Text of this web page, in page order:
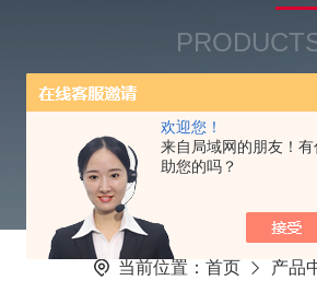
欢迎您！
来自局域网的朋友！
助您的吗？
当前位置： 首页 产品